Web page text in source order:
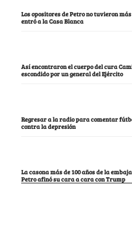
Los opositores de Petro no tuvieron
entró a la Casa Blanca
Así encontraron el cuerpo del cura
escondido por un general del Ejército
Regresar a la radio para comentar
contra la depresión
La casona más de 100 años de la
Petro afinó su cara a cara con Trump